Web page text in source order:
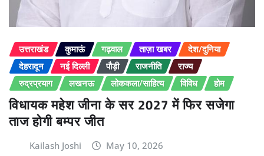
उत्तराखंड कुमाऊं गढ़वाल ताज़ा खबर
देश/दुनिया
देहरादून
नई दिल्ली पौड़ी राजनीति
राज्य
रुद्रप्रयाग
लखनऊ लोककला/साहित्य विविध होम
विधायक महेश जीना के सर 2027 में फिर सजेगा
ताज होगी बम्पर जीत
Kailash Joshi May 10, 2026